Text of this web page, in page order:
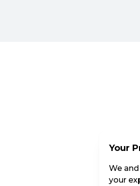
Your
We
your